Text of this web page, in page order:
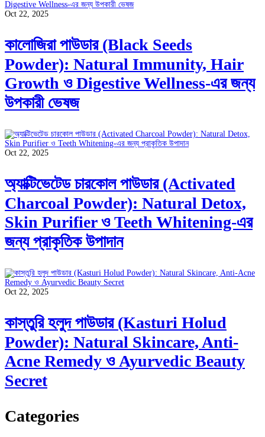
Oct 22, 2025
কালোজিরা পাউডার (Black Seeds
Powder): Natural Immunity, Hair
Growth ও Digestive Wellness-এর জন্য
উপকারী ভেষজ
Oct 22, 2025
অ্যাক্টিভেটেড চারকোল পাউডার (Activated
Charcoal Powder): Natural Detox,
Skin Purifier ও Teeth Whitening-এর
জন্য প্রাকৃতিক উপাদান
Oct 22, 2025
কাস্তুরি হলুদ পাউডার (Kasturi Holud
Powder): Natural Skincare, Anti-
Acne Remedy ও Ayurvedic Beauty
Secret
Categories